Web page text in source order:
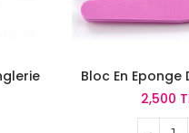
Bloc En Eponge
2,500